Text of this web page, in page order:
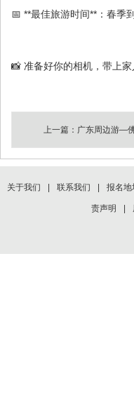
📅 **最佳旅游时间**：春季
📸 准备好你的相机，带上
上一篇： 广东周边游—
关于我们 联系我们 报名地
责声明